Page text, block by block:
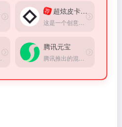
荐 超炫皮卡车驾驶
腾讯元宝